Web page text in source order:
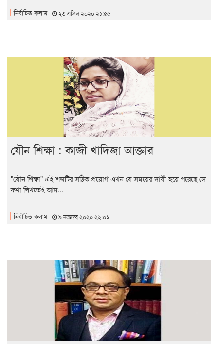
নির্বাচিত কলাম ২৩ এপ্রিল ২০২০ ২১:৫৫
যৌন শিক্ষা : কাজী খাদিজা আক্তার
"যৌন শিক্ষা" এই শব্দটির সঠিক প্রয়োগ এখন যে সময়ের দাবী হয়ে পরেছে সে
কথা লিখতেই আম...
নির্বাচিত কলাম ৯ নভেম্বর ২০২০ ২২:০১